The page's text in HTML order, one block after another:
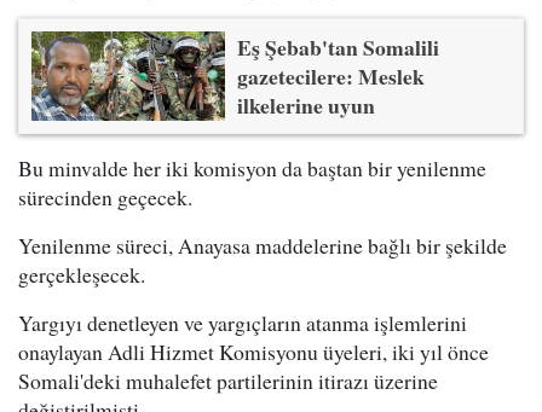
Eş Şebab'tan Somalili
gazetecilere: Meslek
ilkelerine uyun
Bu minvalde her iki komisyon da baştan bir yenilenme
sürecinden geçecek.
Yenilenme süreci, Anayasa maddelerine bağlı bir şekilde
gerçekleşecek.
Yargıyı denetleyen ve yargıçların atanma işlemlerini
onaylayan Adli Hizmet Komisyonu üyeleri, iki yıl önce
Somali'deki muhalefet partilerinin itirazı üzerine